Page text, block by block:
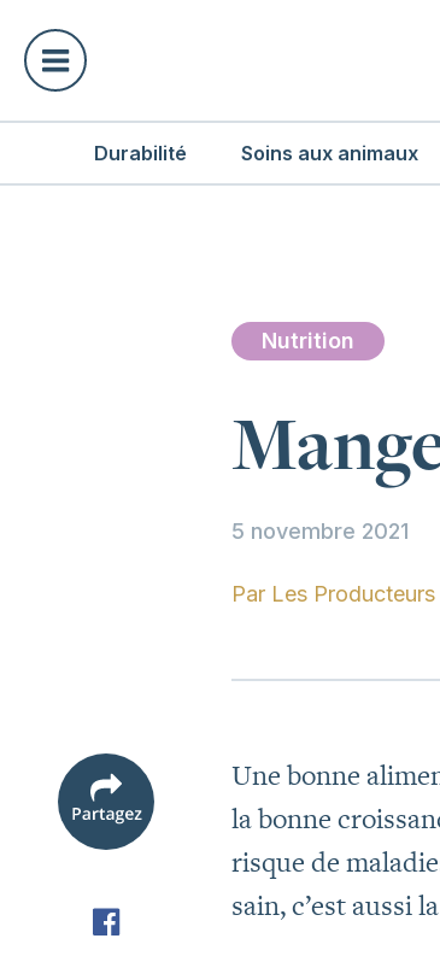
Durabilité Soins aux animaux
Nutrition
5 novembre 2021
Par Les
Une bonne
la bonne
risque de
sain, c’est aussi